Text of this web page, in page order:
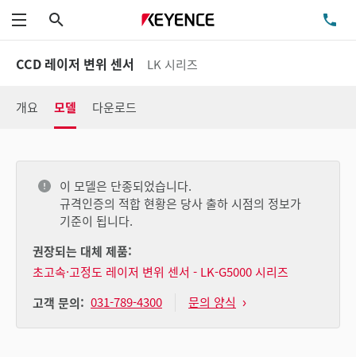
메뉴
CCD 레이저 변위 센서 LK 시리즈
개요 모델 다운로드
이 모델은 단종되었습니다.
규격인증의 적합 현황은 당사 출하 시점의 정보가
기준이 됩니다.
권장되는 대체 제품:
초고속·고정도 레이저 변위 센서 - LK-G5000 시리즈
고객 문의: 031-789-4300 문의 양식